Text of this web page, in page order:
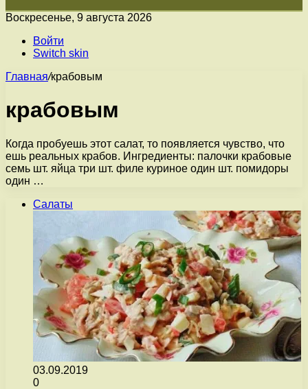
Воскресенье, 9 августа 2026
Войти
Switch skin
Главная/крабовым
крабовым
Когда пробуешь этот салат, то появляется чувство, что
ешь реальных крабов. Ингредиенты: палочки крабовые
семь шт. яйца три шт. филе куриное один шт. помидоры
один …
Салаты
03.09.2019
0